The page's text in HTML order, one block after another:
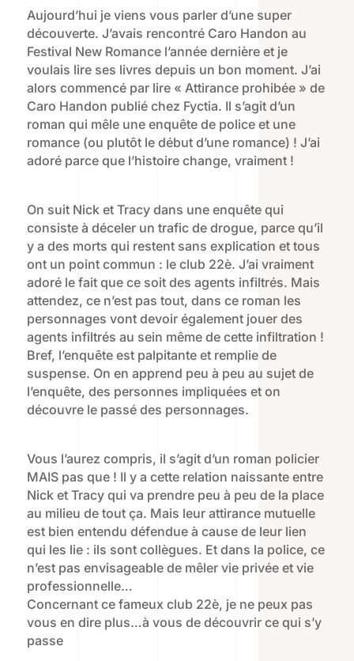
Aujourd’hui je viens vous parler d’une super
découverte. J’avais rencontré Caro Handon au
Festival New Romance l’année dernière et je
voulais lire ses livres depuis un bon moment. J’ai
alors commencé par lire « Attirance prohibée » de
Caro Handon publié chez Fyctia. Il s’agit d’un
roman qui mêle une enquête de police et une
romance (ou plutôt le début d’une romance) ! J’ai
adoré parce que l’histoire change, vraiment !
On suit Nick et Tracy dans une enquête qui
consiste à déceler un trafic de drogue, parce qu’il
y a des morts qui restent sans explication et tous
ont un point commun : le club 22è. J’ai vraiment
adoré le fait que ce soit des agents infiltrés. Mais
attendez, ce n’est pas tout, dans ce roman les
personnages vont devoir également jouer des
agents infiltrés au sein même de cette infiltration !
Bref, l’enquête est palpitante et remplie de
suspense. On en apprend peu à peu au sujet de
l’enquête, des personnes impliquées et on
découvre le passé des personnages.
Vous l’aurez compris, il s’agit d’un roman policier
MAIS pas que ! Il y a cette relation naissante entre
Nick et Tracy qui va prendre peu à peu de la place
au milieu de tout ça. Mais leur attirance mutuelle
est bien entendu défendue à cause de leur lien
qui les lie : ils sont collègues. Et dans la police, ce
n’est pas envisageable de mêler vie privée et vie
professionnelle…
Concernant ce fameux club 22è, je ne peux pas
vous en dire plus…à vous de découvrir ce qui s’y
passe